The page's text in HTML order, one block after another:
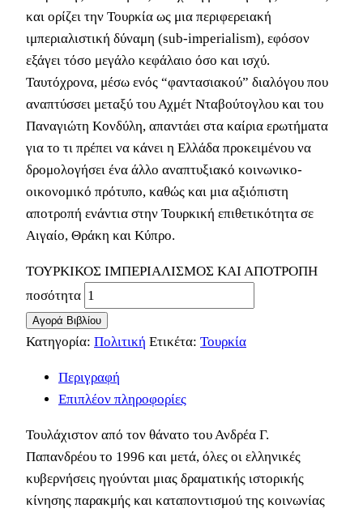
και ορίζει την Τουρκία ως μια περιφερειακή
ιμπεριαλιστική δύναμη (sub-imperialism), εφόσον
εξάγει τόσο μεγάλο κεφάλαιο όσο και ισχύ.
Ταυτόχρονα, μέσω ενός “φαντασιακού” διαλόγου που
αναπτύσσει μεταξύ του Αχμέτ Νταβούτογλου και του
Παναγιώτη Κονδύλη, απαντάει στα καίρια ερωτήματα
για το τι πρέπει να κάνει η Ελλάδα προκειμένου να
δρομολογήσει ένα άλλο αναπτυξιακό κοινωνικο-
οικονομικό πρότυπο, καθώς και μια αξιόπιστη
αποτροπή ενάντια στην Τουρκική επιθετικότητα σε
Αιγαίο, Θράκη και Κύπρο.
ΤΟΥΡΚΙΚΟΣ ΙΜΠΕΡΙΑΛΙΣΜΟΣ ΚΑΙ ΑΠΟΤΡΟΠΗ
ποσότητα
Αγορά Βιβλίου
Κατηγορία: Πολιτική Ετικέτα: Τουρκία
Περιγραφή
Επιπλέον πληροφορίες
Τουλάχιστον από τον θάνατο του Ανδρέα Γ.
Παπανδρέου το 1996 και μετά, όλες οι ελληνικές
κυβερνήσεις ηγούνται μιας δραματικής ιστορικής
κίνησης παρακμής και καταποντισμού της κοινωνίας